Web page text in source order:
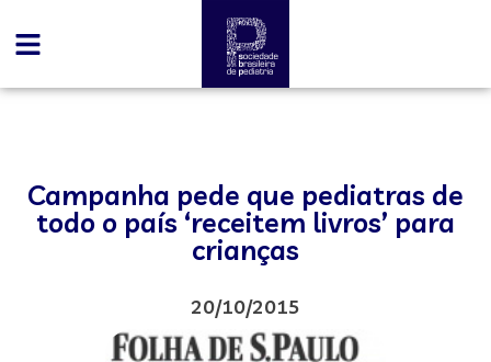
Campanha pede que pediatras de
todo o país ‘receitem livros’ para
crianças
20/10/2015